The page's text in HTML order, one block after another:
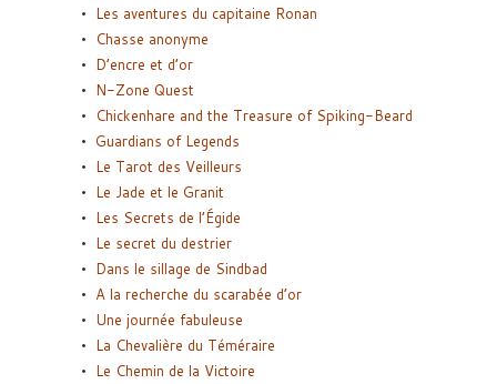
Les aventures du capitaine Ronan
Chasse anonyme
D’encre et d’or
N-Zone Quest
Chickenhare and the Treasure of Spiking-Beard
Guardians of Legends
Le Tarot des Veilleurs
Le Jade et le Granit
Les Secrets de l’Égide
Le secret du destrier
Dans le sillage de Sindbad
A la recherche du scarabée d’or
Une journée fabuleuse
La Chevalière du Téméraire
Le Chemin de la Victoire